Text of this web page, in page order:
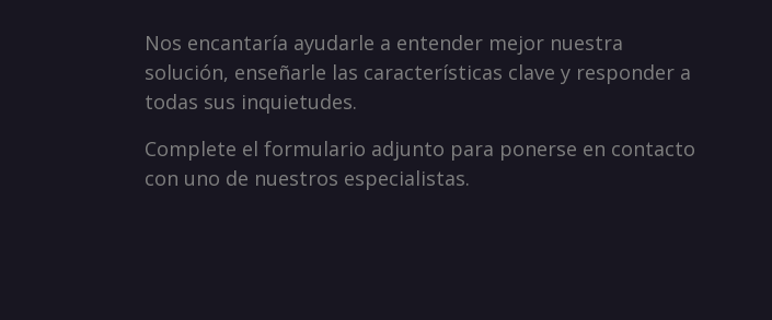
Nos encantaría ayudarle a entender mejor nuestra
solución, enseñarle las características clave y responder a
todas sus inquietudes.
Complete el formulario adjunto para ponerse en contacto
con uno de nuestros especialistas.